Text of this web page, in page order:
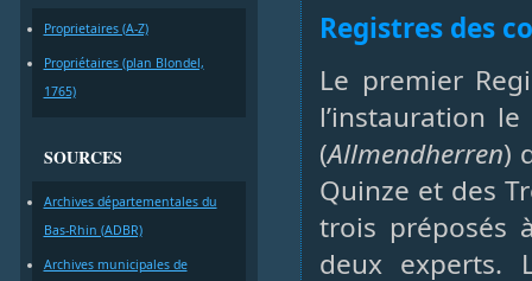
Proprietaires (A-Z)
Propriétaires (plan Blondel,
1765)
SOURCES
Archives départementales du
Bas-Rhin (ADBR)
Archives municipales de
Registres des
Le premier
l’instauration
(Allmendherren)
Quinze et des
trois préposés
deux